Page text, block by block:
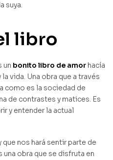
suya.
libro
un bonito libro de amor hacía
vida. Una obra que a través
como es la sociedad de
de contrastes y matices. Es
y entender la actual
que nos hará sentir parte de
una obra que se disfruta en